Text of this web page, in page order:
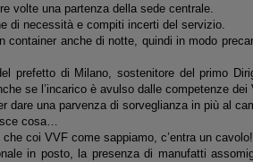
volte una partenza della sede centrale.
di necessità e compiti incerti del servizio.
anche di notte, quindi in modo
prefetto di Milano, sostenitore del primo
se l’incarico è avulso dalle competenze dei
dare una parvenza di sorveglianza in più al
cosa…
coi VVF come sappiamo, c’entra un cavolo!
in posto, la presenza di manufatti